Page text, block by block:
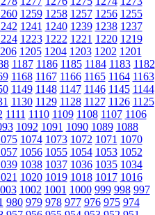
1259 1258 1257 1256 1255
1241 1240 1239 1238 1237
1223 1222 1221 1220 1219
1205 1204 1203 1202 1201
1187 1186 1185 1184 1183 1182
1168 1167 1166 1165 1164 1163
1149 1148 1147 1146 1145 1144
1130 1129 1128 1127 1126 1125
1111 1110 1109 1108 1107 1106
1092 1091 1090 1089 1088
1074 1073 1072 1071 1070
1056 1055 1054 1053 1052
1038 1037 1036 1035 1034
1020 1019 1018 1017 1016
1002 1001 1000 999 998 997
980 979 978 977 976 975 974